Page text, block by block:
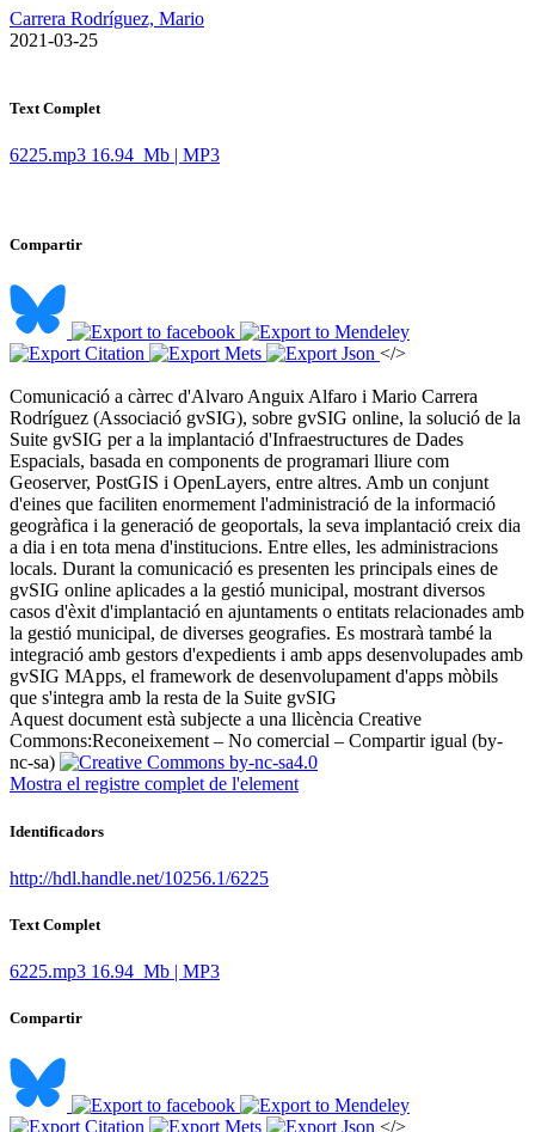
Carrera Rodríguez, Mario
​ 2021-03-25
Text Complet
6225.mp3 16.94 Mb | MP3
Compartir
</>
Comunicació a càrrec d'Alvaro Anguix Alfaro i Mario Carrera
Rodríguez (Associació gvSIG), sobre gvSIG online, la solució de la
Suite gvSIG per a la implantació d'Infraestructures de Dades
Espacials, basada en components de programari lliure com
Geoserver, PostGIS i OpenLayers, entre altres. Amb un conjunt
d'eines que faciliten enormement l'administració de la informació
geogràfica i la generació de geoportals, la seva implantació creix dia
a dia i en tota mena d'institucions. Entre elles, les administracions
locals. Durant la comunicació es presenten les principals eines de
gvSIG online aplicades a la gestió municipal, mostrant diversos
casos d'èxit d'implantació en ajuntaments o entitats relacionades amb
la gestió municipal, de diverses geografies. Es mostrarà també la
integració amb gestors d'expedients i amb apps desenvolupades amb
gvSIG MApps, el framework de desenvolupament d'apps mòbils
que s'integra amb la resta de la Suite gvSIG ​
Aquest document està subjecte a una llicència Creative
Commons:Reconeixement – No comercial – Compartir igual (by-
nc-sa)
Mostra el registre complet de l'element
Identificadors
http://hdl.handle.net/10256.1/6225
Text Complet
6225.mp3 16.94 Mb | MP3
Compartir
</>